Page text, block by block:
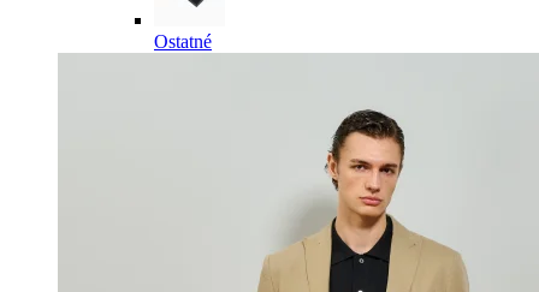
Ostatné